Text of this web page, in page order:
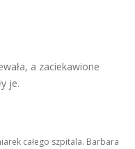
a zaciekawione
je.
całego szpitala. Barbara